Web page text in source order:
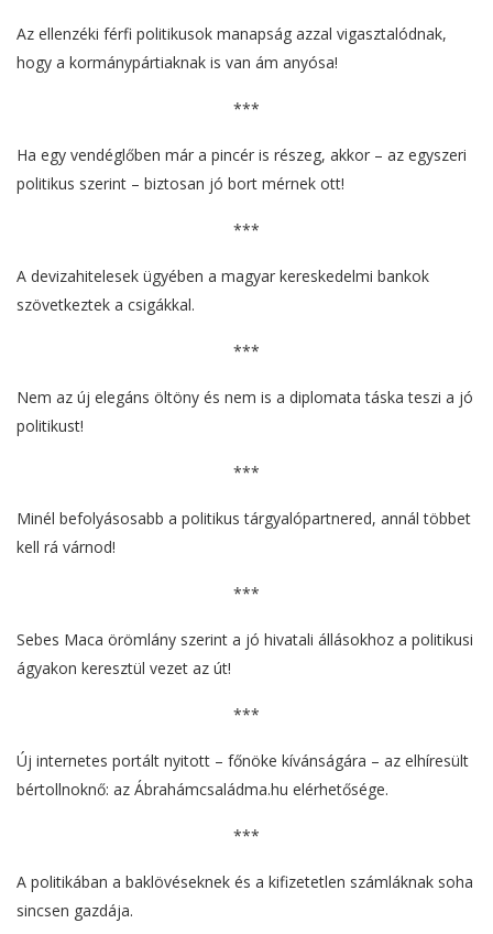
Az ellenzéki férfi politikusok manapság azzal vigasztalódnak,
hogy a kormánypártiaknak is van ám anyósa!
***
Ha egy vendéglőben már a pincér is részeg, akkor – az egyszeri
politikus szerint – biztosan jó bort mérnek ott!
***
A devizahitelesek ügyében a magyar kereskedelmi bankok
szövetkeztek a csigákkal.
***
Nem az új elegáns öltöny és nem is a diplomata táska teszi a jó
politikust!
***
Minél befolyásosabb a politikus tárgyalópartnered, annál többet
kell rá várnod!
***
Sebes Maca örömlány szerint a jó hivatali állásokhoz a politikusi
ágyakon keresztül vezet az út!
***
Új internetes portált nyitott – főnöke kívánságára – az elhíresült
bértollnoknő: az Ábrahámcsaládma.hu elérhetősége.
***
A politikában a baklövéseknek és a kifizetetlen számláknak soha
sincsen gazdája.